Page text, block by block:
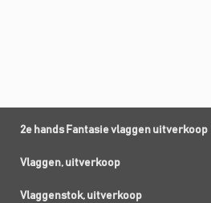
2e hands Fantasie vlaggen uitverkoop
Vlaggen, uitverkoop
Vlaggenstok, uitverkoop